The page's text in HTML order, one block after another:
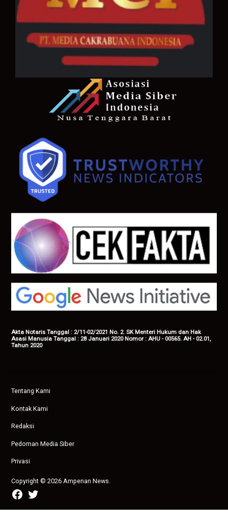
Akta Notaris Tanggal : 2/11-02/2021 No. 2. SK Menteri Hukum dan Hak
Asasi Manusia Tanggal : 28 Januari 2020 Nomor : AHU - 00565. AH - 02.01,
Tahun 2020
Tentang Kami
Kontak Kami
Redaksi
Pedoman Media Siber
Privasi
Copyright © 2026 Ampenan News.
facebook
twitter